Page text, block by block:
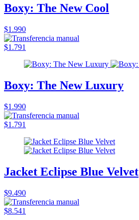
Boxy: The New Cool
$1.990
$1.791
Boxy: The New Luxury
$1.990
$1.791
Jacket Eclipse Blue Velvet
$9.490
$8.541